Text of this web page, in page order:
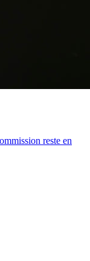
reste en